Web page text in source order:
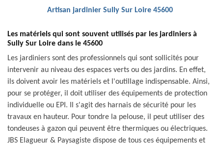
Artisan jardinier Sully Sur Loire 45600
Les matériels qui sont souvent utilisés par les jardiniers à
Sully Sur Loire dans le 45600
Les jardiniers sont des professionnels qui sont sollicités pour
intervenir au niveau des espaces verts ou des jardins. En effet,
ils doivent avoir les matériels et l'outillage indispensable. Ainsi,
pour se protéger, il doit utiliser des équipements de protection
individuelle ou EPI. Il s'agit des harnais de sécurité pour les
travaux en hauteur. Pour tondre la pelouse, il peut utiliser des
tondeuses à gazon qui peuvent être thermiques ou électriques.
JBS Elagueur & Paysagiste dispose de tous ces équipements et